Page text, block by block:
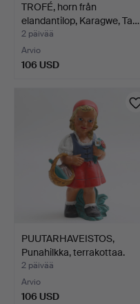
TROFÉ, horn från
elandantilop, Karagwe, Ta…
2 päivää
Arvio
106 USD
PUUTARHAVEISTOS,
Punahilkka, terrakottaa.
2 päivää
Arvio
106 USD